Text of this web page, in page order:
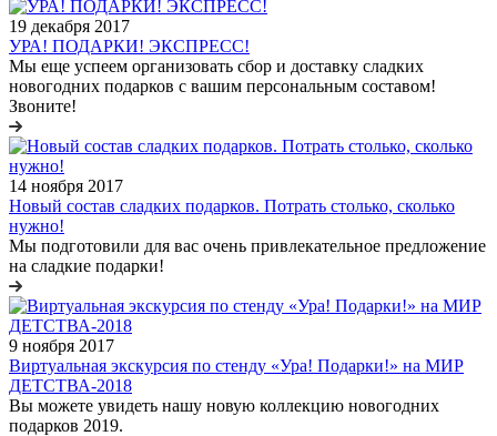
19 декабря 2017
УРА! ПОДАРКИ! ЭКСПРЕСС!
Мы еще успеем организовать сбор и доставку сладких
новогодних подарков с вашим персональным составом!
Звоните!
14 ноября 2017
Новый состав сладких подарков. Потрать столько, сколько
нужно!
Мы подготовили для вас очень привлекательное предложение
на сладкие подарки!
9 ноября 2017
Виртуальная экскурсия по стенду «Ура! Подарки!» на МИР
ДЕТСТВА-2018
Вы можете увидеть нашу новую коллекцию новогодних
подарков 2019.